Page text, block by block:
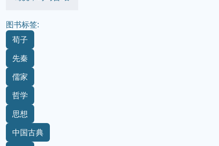
图书标签:
荀子
先秦
儒家
哲学
思想
中国古典